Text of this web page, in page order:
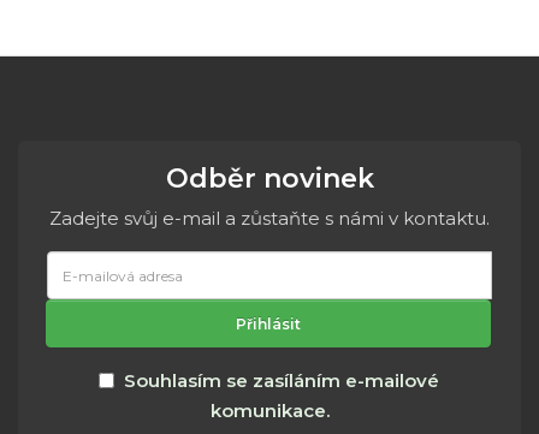
Odběr novinek
Zadejte svůj e-mail a zůstaňte s námi v kontaktu.
mailová
adresa
Přihlásit
Souhlasím se zasíláním e-mailové
komunikace.